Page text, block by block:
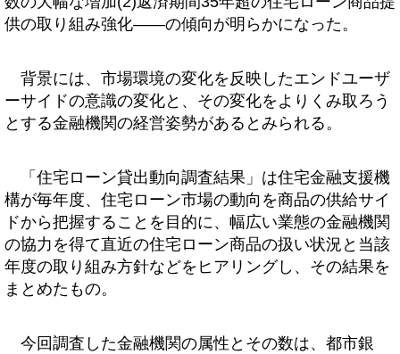
供の取り組み強化――の傾向が明らかになった。
背景には、市場環境の変化を反映したエンドユーザ
ーサイドの意識の変化と、その変化をよりくみ取ろう
とする金融機関の経営姿勢があるとみられる。
「住宅ローン貸出動向調査結果」は住宅金融支援機
構が毎年度、住宅ローン市場の動向を商品の供給サイ
ドから把握することを目的に、幅広い業態の金融機関
の協力を得て直近の住宅ローン商品の扱い状況と当該
年度の取り組み方針などをヒアリングし、その結果を
まとめたもの。
今回調査した金融機関の属性とその数は、都市銀